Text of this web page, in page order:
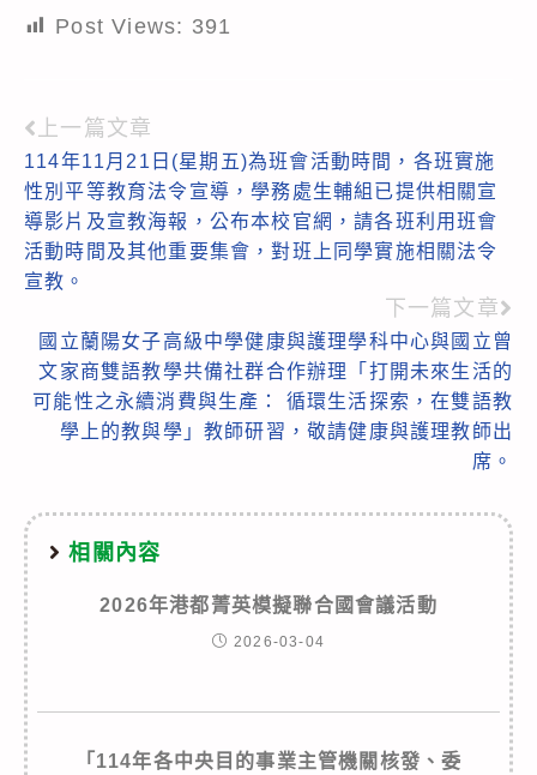
Post Views: 391
Read
more
articles
上一篇文章
114年11月21日(星期五)為班會活動時間，各班實施
性別平等教育法令宣導，學務處生輔組已提供相關宣
導影片及宣教海報，公布本校官網，請各班利用班會
活動時間及其他重要集會，對班上同學實施相關法令
宣教。
下一篇文章
國立蘭陽女子高級中學健康與護理學科中心與國立曾
文家商雙語教學共備社群合作辦理「打開未來生活的
可能性之永續消費與生產： 循環生活探索，在雙語教
學上的教與學」教師研習，敬請健康與護理教師出
席。
相關內容
2026年港都菁英模擬聯合國會議活動
2026-03-04
「114年各中央目的事業主管機關核發、委